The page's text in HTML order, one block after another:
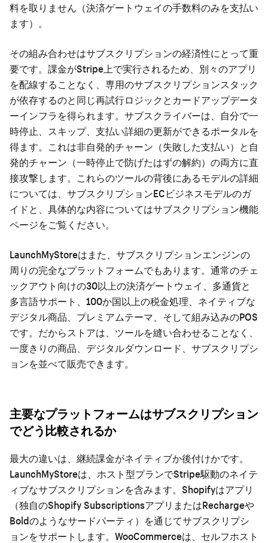
料を取りません（決済ゲートウェイの手数料のみを支払い
ます）。
その組み合わせはサブスクリプションの経済性にとって重
要です。課金がStripe上で実行されるため、別々のアプリ
を配線することなく、専用のサブスクリプションスタック
が依存するのと同じ再試行ロジックとカードアップデータ
ーインフラを得られます。サブスクライバーは、自分で一
時停止、スキップ、支払い詳細の更新ができるポータルを
得ます。これは非自発的チャーン（失敗した支払い）と自
発的チャーン（一時停止で防げたはずの解約）の両方に直
接攻撃します。これらのツールの背後にあるモデルの詳細
については、 サブスクリプションECビジネスモデルのガ
イドと、具体的な内容についてはサブスクリプション機能
ページをご覧ください。
LaunchMyStoreはまた、サブスクリプションエンジンの
周りの完全なプラットフォームでもあります。通常のチェ
ックアウト向けの30以上の決済ゲートウェイ、多通貨と
多言語サポート、100か国以上の税金処理、ネイティブな
デジタル商品、プレミアムテーマ、そして組み込みのPOS
です。だからストアは、ツールを縫い合わせることなく、
一度きりの商品、デジタルダウンロード、サブスクリプシ
ョンを並べて販売できます。
主要なプラットフォームはサブスクリプション
でどう比較されるか
最大の違いは、継続課金がネイティブか後付けかです。
LaunchMyStoreは、ホスト型プランでStripe駆動のネイテ
ィブなサブスクリプションを含みます。Shopifyはアプリ
（独自のShopify SubscriptionsアプリまたはRechargeや
Boldのようなサードパーティ）を通じてサブスクリプシ
ョンをサポートします。WooCommerceは、セルフホスト